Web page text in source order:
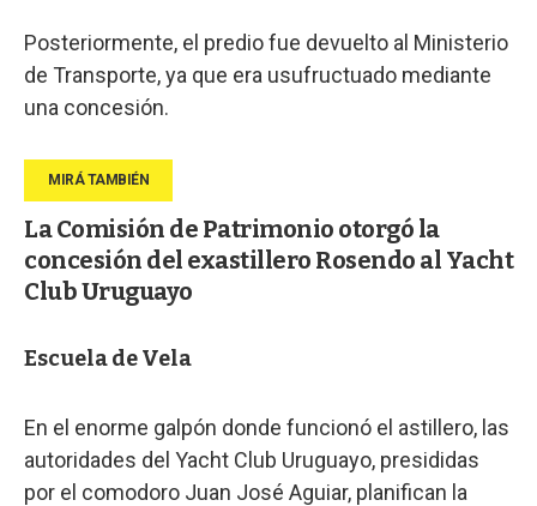
Posteriormente, el predio fue devuelto al Ministerio
de Transporte, ya que era usufructuado mediante
una concesión.
La Comisión de Patrimonio otorgó la
concesión del exastillero Rosendo al Yacht
Club Uruguayo
Escuela de Vela
En el enorme galpón donde funcionó el astillero, las
autoridades del Yacht Club Uruguayo, presididas
por el comodoro Juan José Aguiar, planifican la